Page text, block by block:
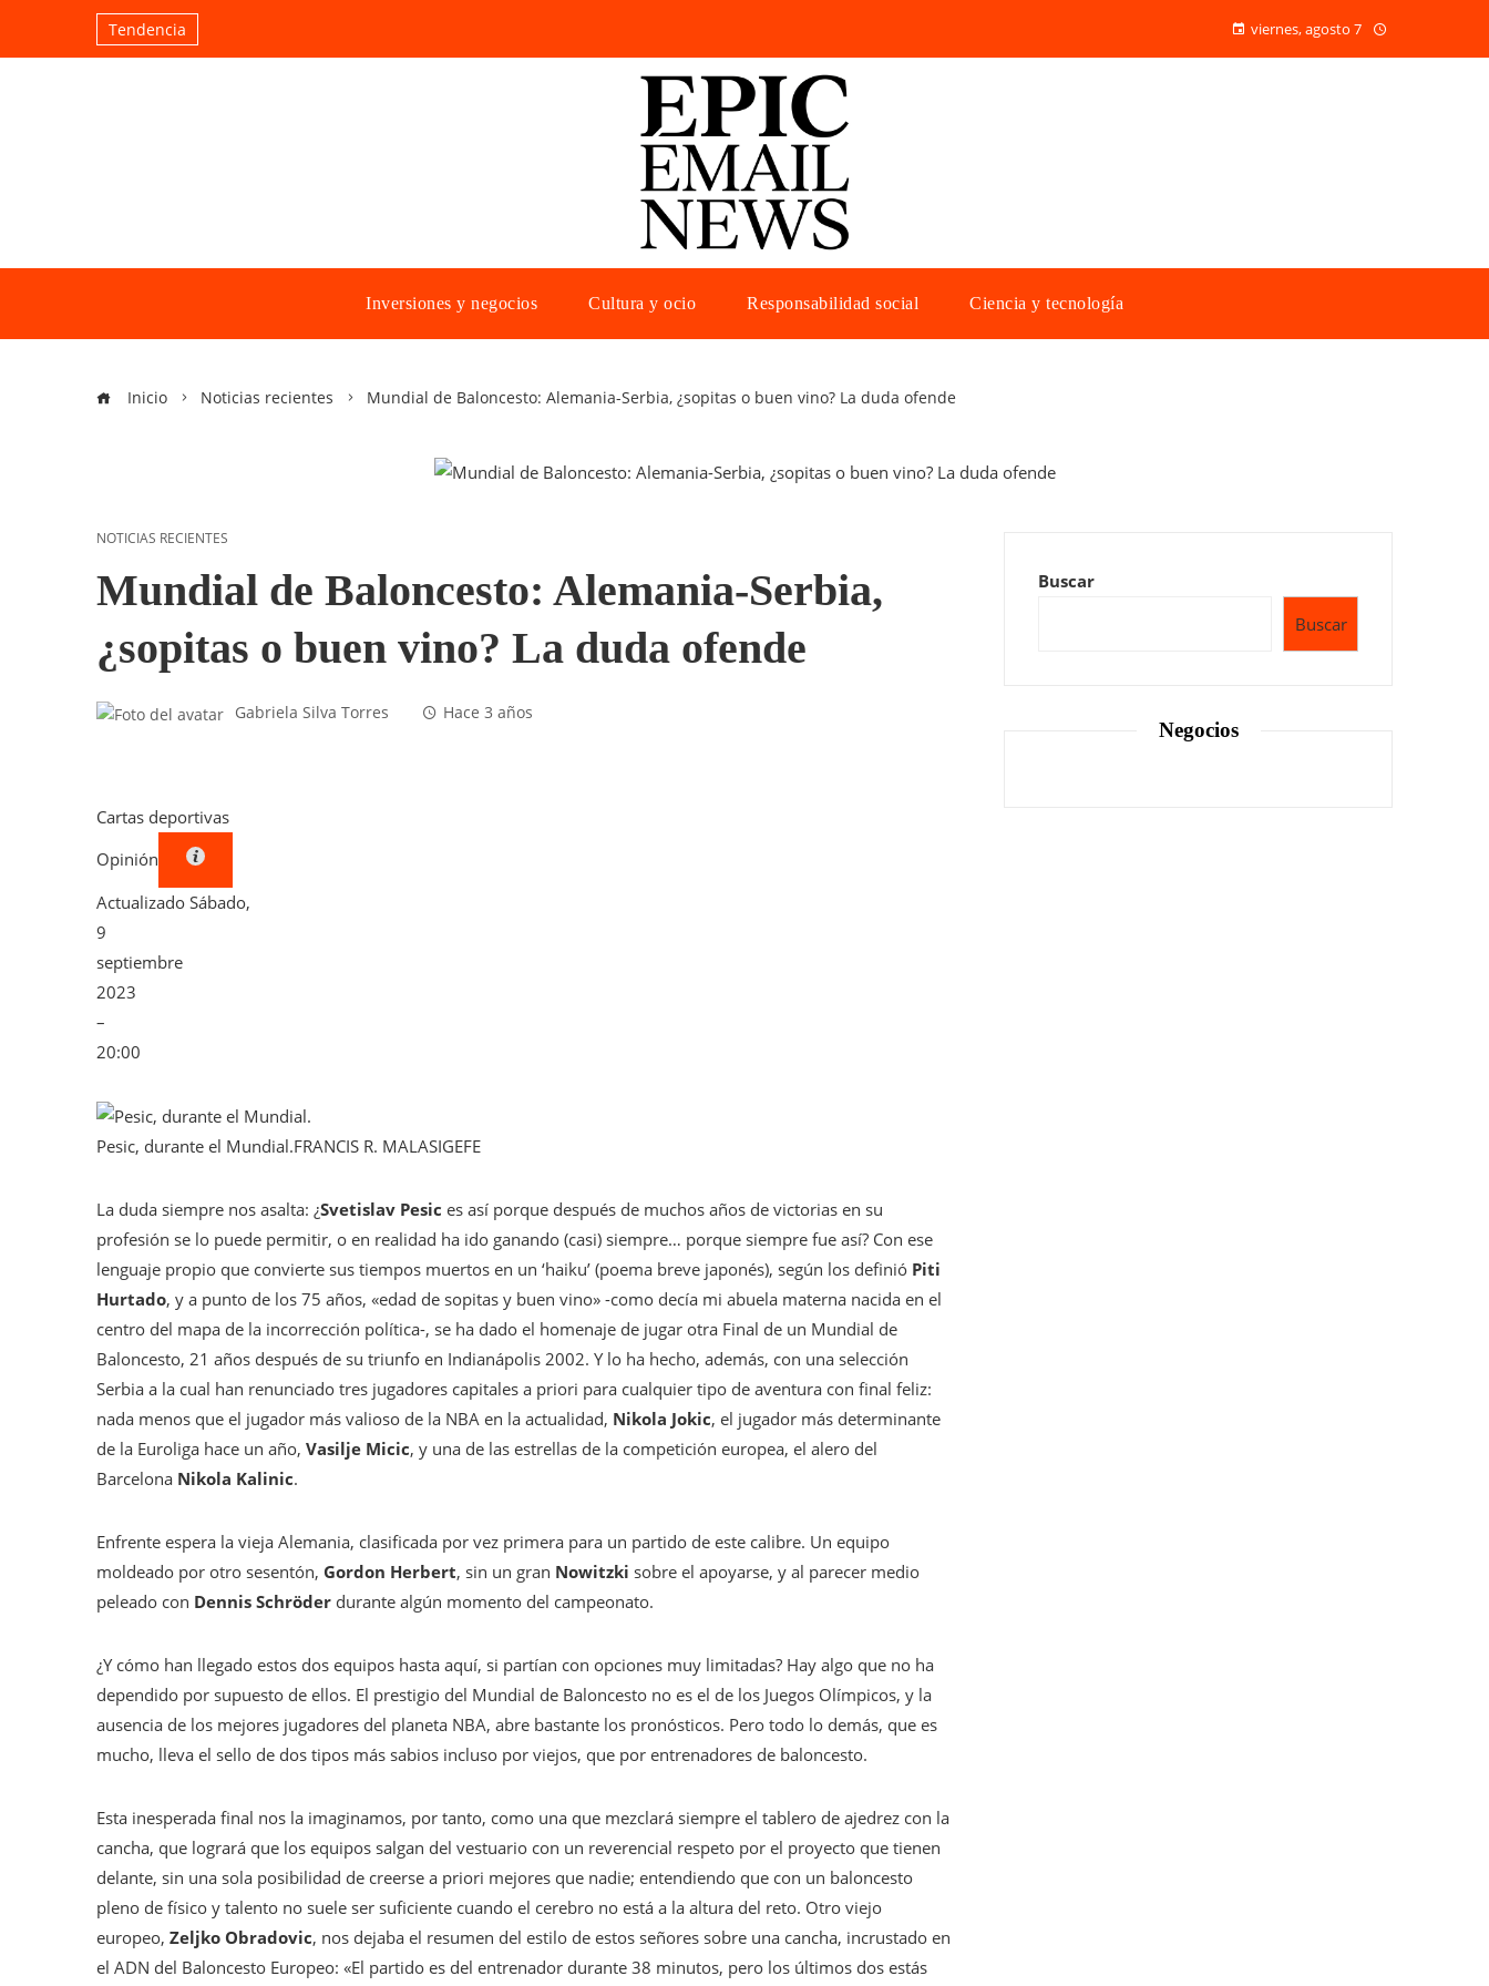
Tendencia viernes, agosto 7
Inversiones y negocios Cultura y ocio Responsabilidad social Ciencia y tecnología
Inicio Noticias recientes Mundial de Baloncesto: Alemania-Serbia, ¿sopitas o buen vino? La duda ofende
NOTICIAS RECIENTES
Mundial de Baloncesto: Alemania-Serbia,
¿sopitas o buen vino? La duda ofende
Gabriela Silva Torres Hace 3 años
Cartas deportivas
Opinión
Actualizado Sábado,
9
septiembre
2023
–
20:00
Pesic, durante el Mundial.FRANCIS R. MALASIGEFE
La duda siempre nos asalta: ¿Svetislav Pesic es así porque después de muchos años de victorias en su
profesión se lo puede permitir, o en realidad ha ido ganando (casi) siempre… porque siempre fue así? Con ese
lenguaje propio que convierte sus tiempos muertos en un ‘haiku’ (poema breve japonés), según los definió Piti
Hurtado, y a punto de los 75 años, «edad de sopitas y buen vino» -como decía mi abuela materna nacida en el
centro del mapa de la incorrección política-, se ha dado el homenaje de jugar otra Final de un Mundial de
Baloncesto, 21 años después de su triunfo en Indianápolis 2002. Y lo ha hecho, además, con una selección
Serbia a la cual han renunciado tres jugadores capitales a priori para cualquier tipo de aventura con final feliz:
nada menos que el jugador más valioso de la NBA en la actualidad, Nikola Jokic, el jugador más determinante
de la Euroliga hace un año, Vasilje Micic, y una de las estrellas de la competición europea, el alero del
Barcelona Nikola Kalinic.
Enfrente espera la vieja Alemania, clasificada por vez primera para un partido de este calibre. Un equipo
moldeado por otro sesentón, Gordon Herbert, sin un gran Nowitzki sobre el apoyarse, y al parecer medio
peleado con Dennis Schröder durante algún momento del campeonato.
¿Y cómo han llegado estos dos equipos hasta aquí, si partían con opciones muy limitadas? Hay algo que no ha
dependido por supuesto de ellos. El prestigio del Mundial de Baloncesto no es el de los Juegos Olímpicos, y la
ausencia de los mejores jugadores del planeta NBA, abre bastante los pronósticos. Pero todo lo demás, que es
mucho, lleva el sello de dos tipos más sabios incluso por viejos, que por entrenadores de baloncesto.
Esta inesperada final nos la imaginamos, por tanto, como una que mezclará siempre el tablero de ajedrez con la
cancha, que logrará que los equipos salgan del vestuario con un reverencial respeto por el proyecto que tienen
delante, sin una sola posibilidad de creerse a priori mejores que nadie; entendiendo que con un baloncesto
pleno de físico y talento no suele ser suficiente cuando el cerebro no está a la altura del reto. Otro viejo
europeo, Zeljko Obradovic, nos dejaba el resumen del estilo de estos señores sobre una cancha, incrustado en
el ADN del Baloncesto Europeo: «El partido es del entrenador durante 38 minutos, pero los últimos dos estás
Buscar
Buscar
Negocios